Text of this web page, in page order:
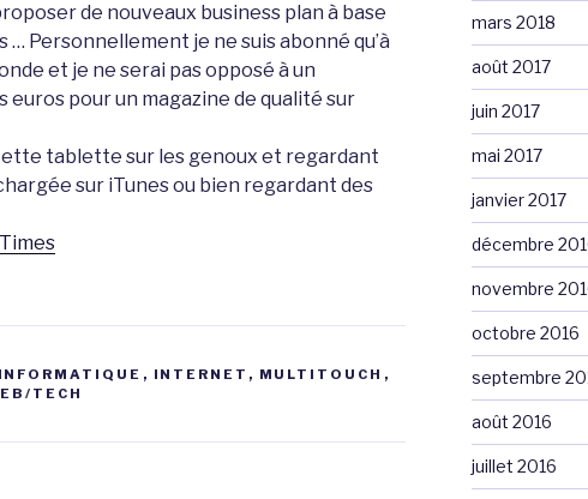
de nouveaux business plan à base
… Personnellement je ne suis abonné qu’à
et je ne serai pas opposé à un
euros pour un magazine de qualité sur
tablette sur les genoux et regardant
sur iTunes ou bien regardant des
INFORMATIQUE , INTERNET , MULTITOUCH ,
TECH
mars 2018
août 2017
juin 2017
mai 2017
janvier 2017
décembre
novembre
octobre 2016
septembre
août 2016
juillet 2016